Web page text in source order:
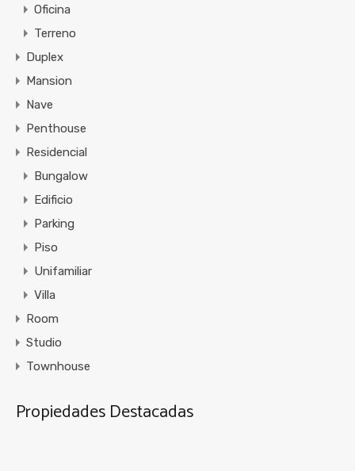
Oficina
Terreno
Duplex
Mansion
Nave
Penthouse
Residencial
Bungalow
Edificio
Parking
Piso
Unifamiliar
Villa
Room
Studio
Townhouse
Propiedades Destacadas